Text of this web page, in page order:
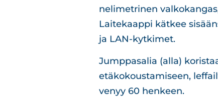
nelimetrinen
Laitekaappi kätkee
ja LAN-kytkimet.
Jumppasalia (alla)
etäkokoustamiseen,
venyy 60 henkeen.